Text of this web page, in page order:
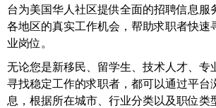
台为美国华人社区提供全面的招聘信息服
各地区的真实工作机会，帮助求职者快速
业岗位。
无论您是新移民、留学生、技术人才、专
寻找稳定工作的求职者，都可以通过平台
息，根据所在城市、行业分类以及职位类